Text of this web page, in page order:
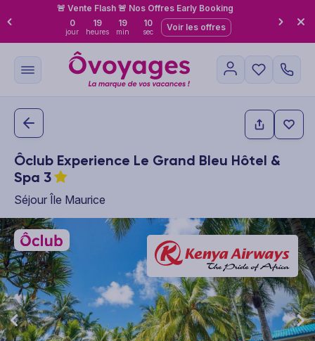
🚨 Vente Flash 🚨 Nos Offres Early Booking
0
jour
19
heures
19
min
09
sec Voir les offres
Ôclub Experience Le Grand Bleu Hôtel &
Spa 3
Séjour Île Maurice
This carousel shows one large product image at a time. Use the